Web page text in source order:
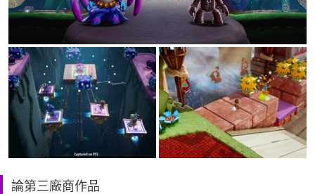
論第三廠商作品